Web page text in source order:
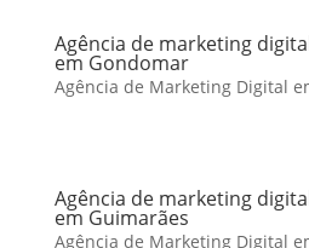
Agência de marketing
em Gondomar
Agência de Marketing Digital
Agência de marketing
em Guimarães
Agência de Marketing Digital